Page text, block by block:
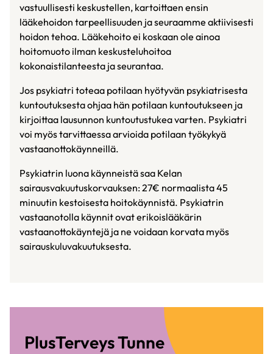
vastuullisesti keskustellen, kartoittaen ensin
lääkehoidon tarpeellisuuden ja seuraamme aktiivisesti
hoidon tehoa. Lääkehoito ei koskaan ole ainoa
hoitomuoto ilman keskusteluhoitoa
kokonaistilanteesta ja seurantaa.
Jos psykiatri toteaa potilaan hyötyvän psykiatrisesta
kuntoutuksesta ohjaa hän potilaan kuntoutukseen ja
kirjoittaa lausunnon kuntoutustukea varten. Psykiatri
voi myös tarvittaessa arvioida potilaan työkykyä
vastaanottokäynneillä.
Psykiatrin luona käynneistä saa Kelan
sairausvakuutuskorvauksen: 27€ normaalista 45
minuutin kestoisesta hoitokäynnistä. Psykiatrin
vastaanotolla käynnit ovat erikoislääkärin
vastaanottokäyntejä ja ne voidaan korvata myös
sairauskuluvakuutuksesta.
PlusTerveys Tunne